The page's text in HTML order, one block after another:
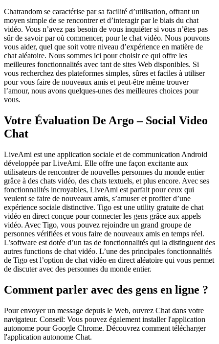
Chatrandom se caractérise par sa facilité d’utilisation, offrant un
moyen simple de se rencontrer et d’interagir par le biais du chat
vidéo. Vous n’avez pas besoin de vous inquiéter si vous n’êtes pas
sûr de savoir par où commencer, pour le chat vidéo. Nous pouvons
vous aider, quel que soit votre niveau d’expérience en matière de
chat aléatoire. Nous sommes ici pour choisir ce qui offre les
meilleures fonctionnalités avec tant de sites Web disponibles. Si
vous recherchez des plateformes simples, sûres et faciles à utiliser
pour vous faire de nouveaux amis et peut-être même trouver
l’amour, nous avons quelques-unes des meilleures choices pour
vous.
Votre Évaluation De Argo – Social Video
Chat
LiveAmi est une application sociale et de communication Android
développée par LiveAmi. Elle offre une façon excitante aux
utilisateurs de rencontrer de nouvelles personnes du monde entier
grâce à des chats vidéo, des chats textuels, et plus encore. Avec ses
fonctionnalités incroyables, LiveAmi est parfait pour ceux qui
veulent se faire de nouveaux amis, s’amuser et profiter d’une
expérience sociale distinctive. Tigo est une utility gratuite de chat
vidéo en direct conçue pour connecter les gens grâce aux appels
vidéo. Avec Tigo, vous pouvez rejoindre un grand groupe de
personnes vérifiées et vous faire de nouveaux amis en temps réel.
L’software est dotée d’un tas de fonctionnalités qui la distinguent des
autres functions de chat vidéo. L’une des principales fonctionnalités
de Tigo est l’option de chat vidéo en direct aléatoire qui vous permet
de discuter avec des personnes du monde entier.
Comment parler avec des gens en ligne ?
Pour envoyer un message depuis le Web, ouvrez Chat dans votre
navigateur. Conseil: Vous pouvez également installer l'application
autonome pour Google Chrome. Découvrez comment télécharger
l'application autonome Chat.